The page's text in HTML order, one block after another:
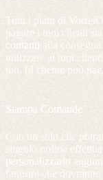
Tutti i piani di
pagare i tuoi clienti sia
contanti
alla
utilizzare ai tuoi
tuo. (il cliente può
Stampa Comande
Con un solo clic
singolo ordine
personalizzarlo
fattorini che dovranno